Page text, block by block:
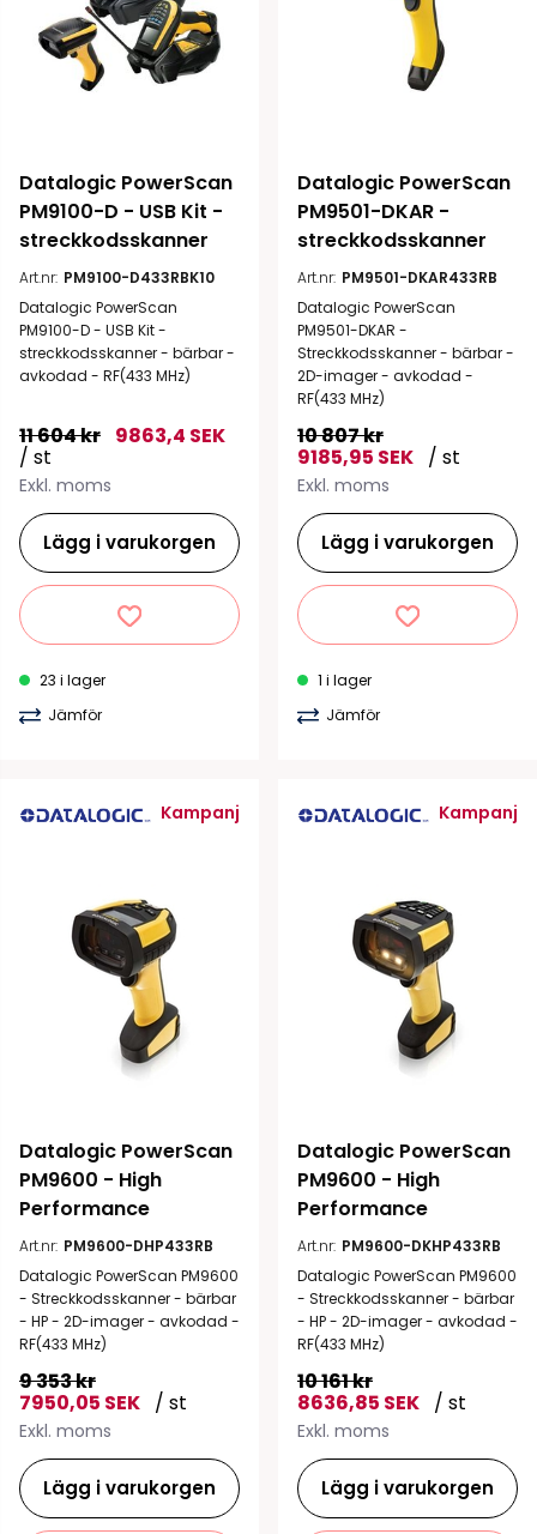
Datalogic PowerScan
PM9100-D - USB Kit -
streckkodsskanner
Art.nr: PM9100-D433RBK10
Datalogic PowerScan
PM9100-D - USB Kit -
streckkodsskanner - bärbar -
avkodad - RF(433 MHz)
11 604 kr 9863,4 SEK
/ st
Exkl. moms
Lägg i varukorgen
23 i lager
Jämför
Datalogic PowerScan
PM9501-DKAR -
streckkodsskanner
Art.nr: PM9501-DKAR433RB
Datalogic PowerScan
PM9501-DKAR -
Streckkodsskanner - bärbar -
2D-imager - avkodad -
RF(433 MHz)
10 807 kr
9185,95 SEK / st
Exkl. moms
Lägg i varukorgen
1 i lager
Jämför
Kampanj
Datalogic PowerScan
PM9600 - High
Performance
Art.nr: PM9600-DHP433RB
Datalogic PowerScan PM9600
- Streckkodsskanner - bärbar
- HP - 2D-imager - avkodad -
RF(433 MHz)
9 353 kr
7950,05 SEK / st
Exkl. moms
Lägg i varukorgen
Kampanj
Datalogic PowerScan
PM9600 - High
Performance
Art.nr: PM9600-DKHP433RB
Datalogic PowerScan PM9600
- Streckkodsskanner - bärbar
- HP - 2D-imager - avkodad -
RF(433 MHz)
10 161 kr
8636,85 SEK / st
Exkl. moms
Lägg i varukorgen